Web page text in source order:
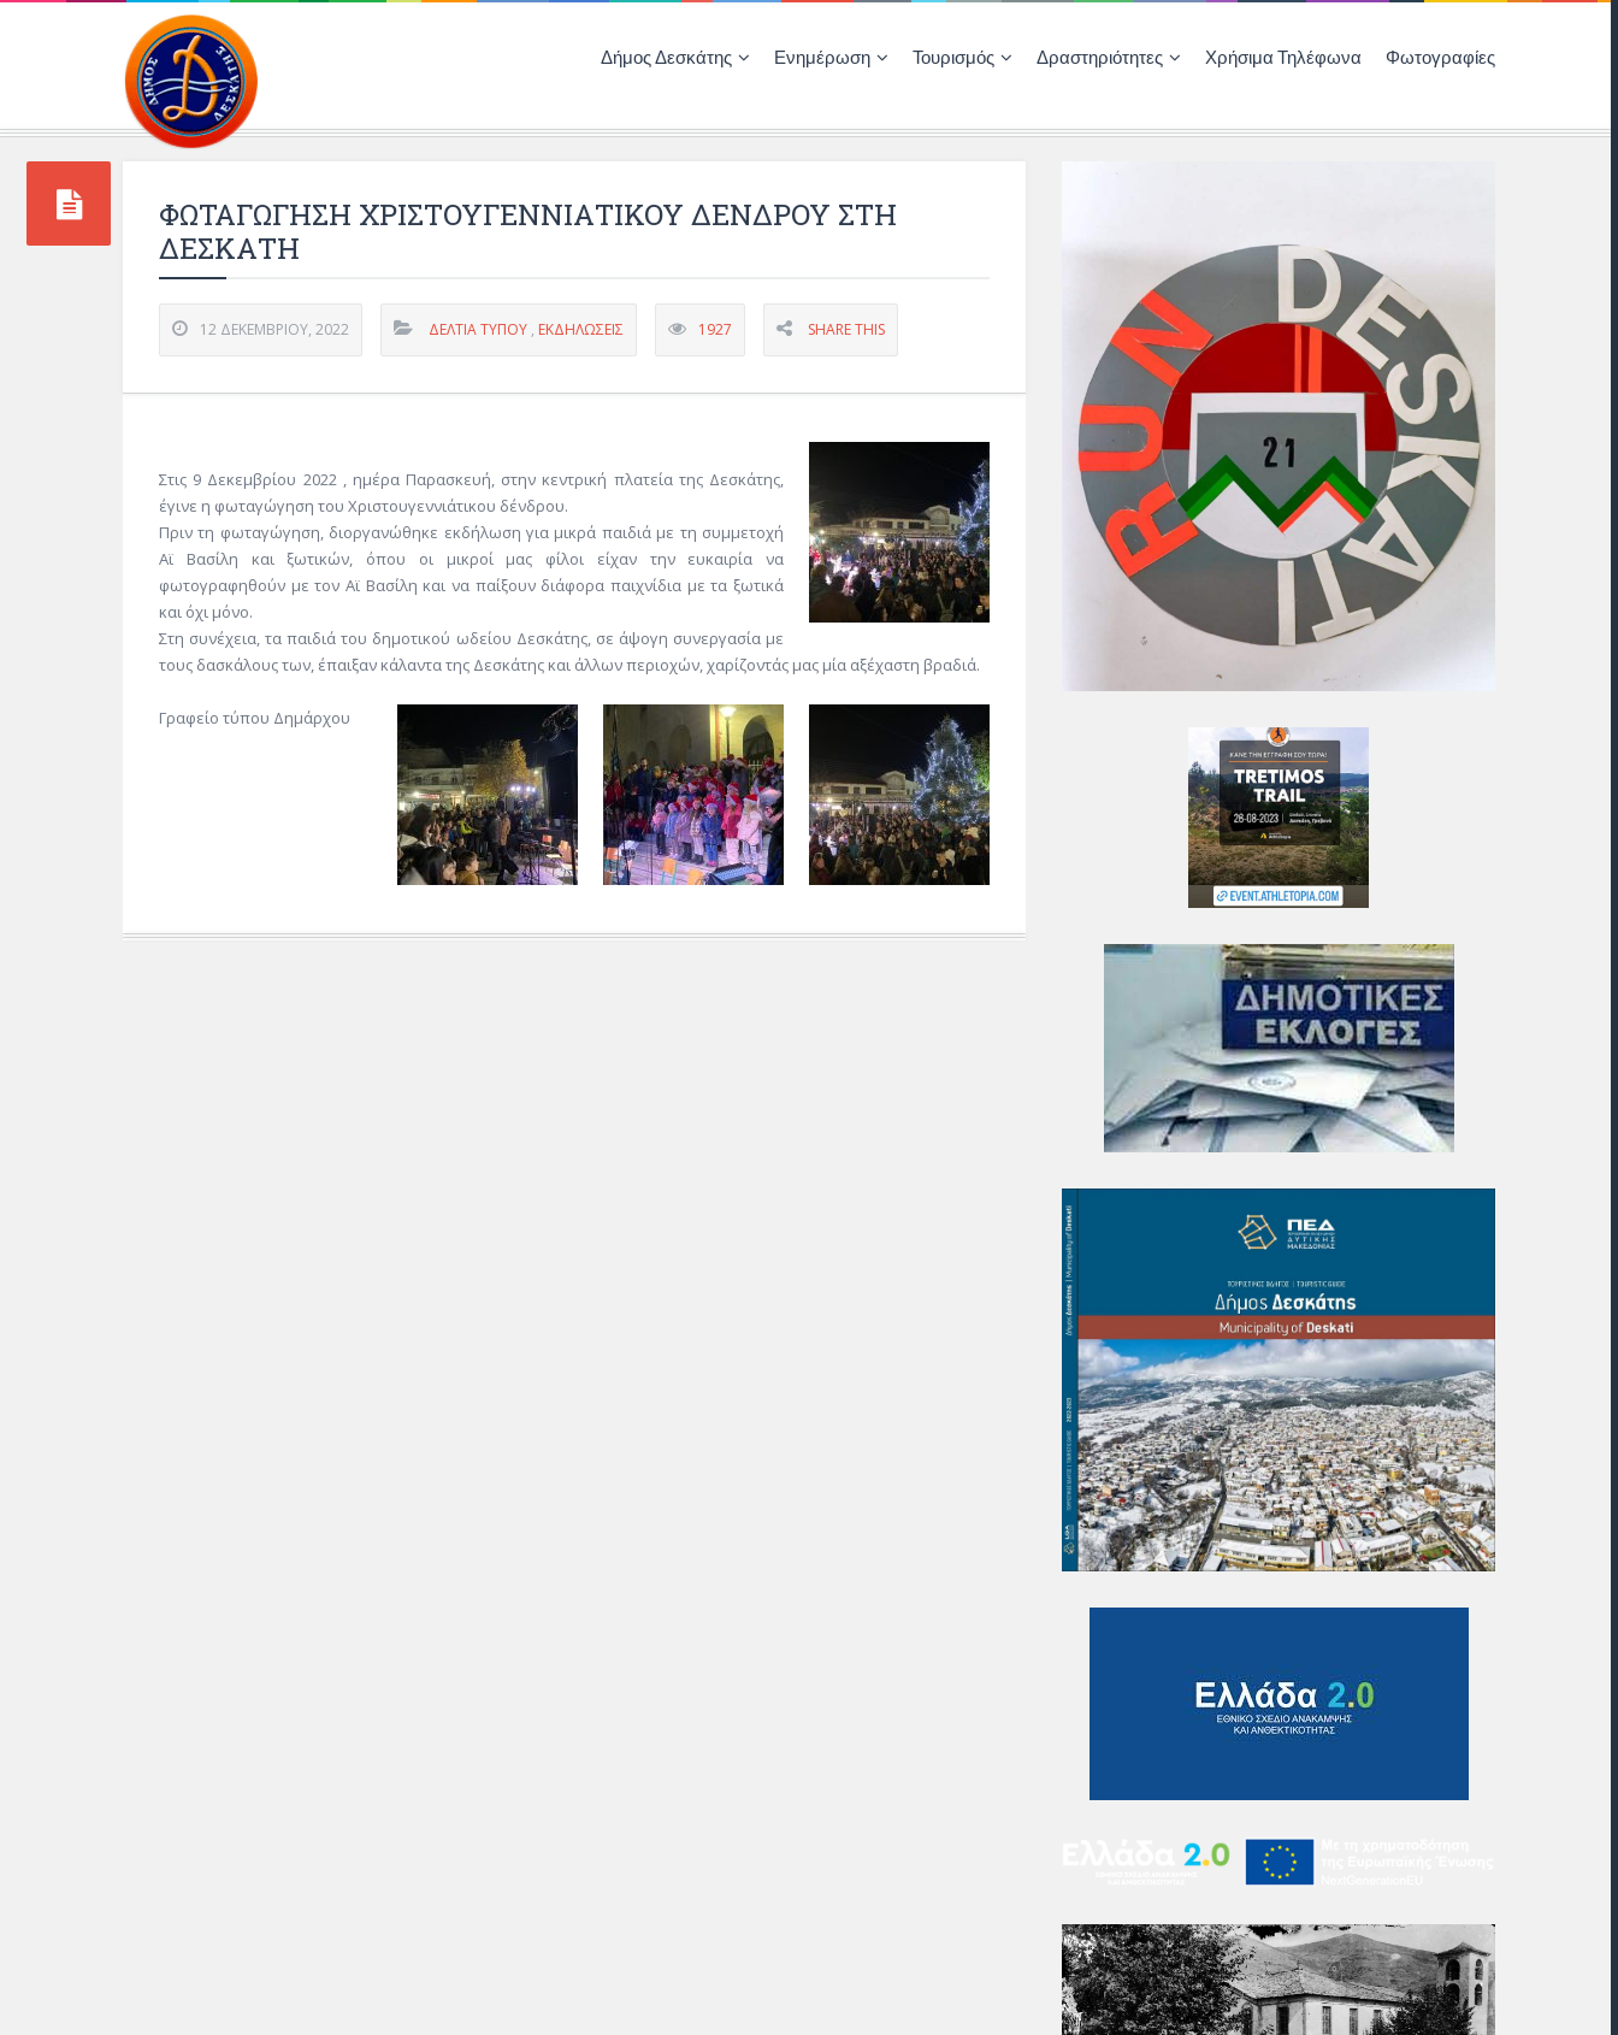
Δήμος Δεσκάτης Ενημέρωση Τουρισμός Δραστηριότητες Χρήσιμα Τηλέφωνα Φωτογραφίες
ΦΩΤΑΓΩΓΗΣΗ ΧΡΙΣΤΟΥΓΕΝΝΙΑΤΙΚΟΥ ΔΕΝΔΡΟΥ ΣΤΗ
ΔΕΣΚΑΤΗ
12 ΔΕΚΕΜΒΡΊΟΥ, 2022 ΔΕΛΤΊΑ ΤΎΠΟΥ , ΕΚΔΗΛΏΣΕΙΣ 1927 SHARE THIS
Στις 9 Δεκεμβρίου 2022 , ημέρα Παρασκευή, στην κεντρική πλατεία της Δεσκάτης,
έγινε η φωταγώγηση του Χριστουγεννιάτικου δένδρου.
Πριν τη φωταγώγηση, διοργανώθηκε εκδήλωση για μικρά παιδιά με τη συμμετοχή
Αϊ Βασίλη και ξωτικών, όπου οι μικροί μας φίλοι είχαν την ευκαιρία να
φωτογραφηθούν με τον Αϊ Βασίλη και να παίξουν διάφορα παιχνίδια με τα ξωτικά
και όχι μόνο.
Στη συνέχεια, τα παιδιά του δημοτικού ωδείου Δεσκάτης, σε άψογη συνεργασία με
τους δασκάλους των, έπαιξαν κάλαντα της Δεσκάτης και άλλων περιοχών, χαρίζοντάς μας μία αξέχαστη βραδιά.
Γραφείο τύπου Δημάρχου